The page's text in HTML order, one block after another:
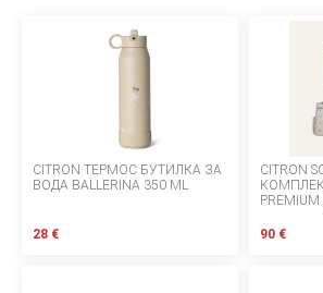
ДЕТСКА СТАЯ
ИГРАЧКИ
CITRON ТЕРМОС БУТИЛКА ЗА
ВОДА BALLERINA 350 ML
28 €
CITRON
90 €